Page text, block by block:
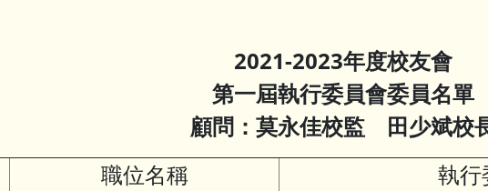
2021-2023年度校友會
第一屆執行委員會委員名單
顧問：莫永佳校監 田少斌校
職位名稱
執行